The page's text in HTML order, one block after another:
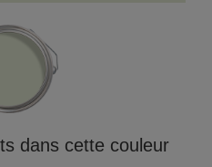
dans cette couleur